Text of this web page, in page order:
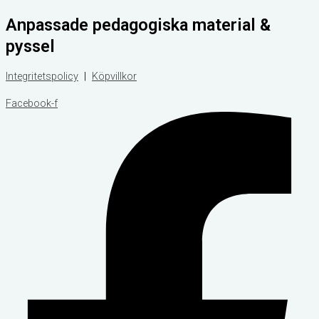
till
innehåll
Anpassade pedagogiska material &
pyssel
Integritetspolicy | Köpvillkor
Facebook-f
search
search